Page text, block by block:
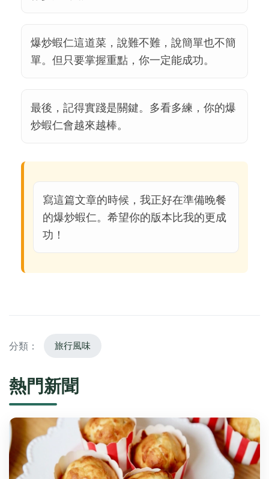
爆炒蝦仁這道菜，說難不難，說簡單也不簡
單。但只要掌握重點，你一定能成功。
最後，記得實踐是關鍵。多看多練，你的爆
炒蝦仁會越來越棒。
寫這篇文章的時候，我正好在準備晚餐
的爆炒蝦仁。希望你的版本比我的更成
功！
分類： 旅行風味
熱門新聞